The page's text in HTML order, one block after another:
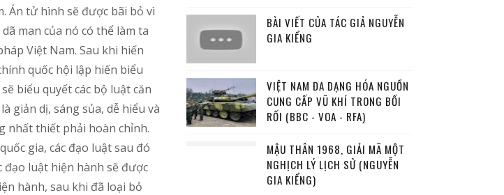
Án tử hình sẽ được bãi bỏ vì
man của nó có thể làm ta
Việt Nam. Sau khi hiến
quốc hội lập hiến biểu
biểu quyết các bộ luật căn
giản dị, sáng sủa, dễ hiểu và
nhất thiết phải hoàn chỉnh.
gia, các đạo luật sau đó
đạo luật hiện hành sẽ được
hành, sau khi đã loại bỏ
BÀI VIẾT CỦA TÁC GIẢ NGUYỄN
GIA KIỂNG
VIỆT NAM ĐA DẠNG HÓA NGUỒN
CUNG CẤP VŨ KHÍ TRONG BỐI
RỐI (BBC - VOA - RFA)
MẬU THÂN 1968, GIẢI MÃ MỘT
NGHỊCH LÝ LỊCH SỬ (NGUYỄN
GIA KIỂNG)